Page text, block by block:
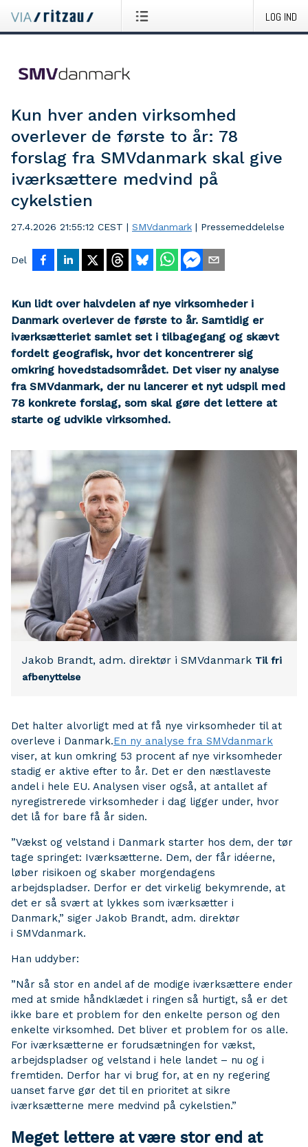
LOG IND
Kun hver anden virksomhed
overlever de første to år: 78
forslag fra SMVdanmark skal give
iværksættere medvind på
cykelstien
27.4.2026 21:55:12 CEST | SMVdanmark | Pressemeddelelse
Del
Kun lidt over halvdelen af nye virksomheder i
Danmark overlever de første to år. Samtidig er
iværksætteriet samlet set i tilbagegang og skævt
fordelt geografisk, hvor det koncentrerer sig
omkring hovedstadsområdet. Det viser ny analyse
fra SMVdanmark, der nu lancerer et nyt udspil med
78 konkrete forslag, som skal gøre det lettere at
starte og udvikle virksomhed.
Jakob Brandt, adm. direktør i SMVdanmark Til fri
afbenyttelse
Det halter alvorligt med at få nye virksomheder til at
overleve i Danmark.En ny analyse fra SMVdanmark
viser, at kun omkring 53 procent af nye virksomheder
stadig er aktive efter to år. Det er den næstlaveste
andel i hele EU. Analysen viser også, at antallet af
nyregistrerede virksomheder i dag ligger under, hvor
det lå for bare få år siden.
”Vækst og velstand i Danmark starter hos dem, der tør
tage springet: Iværksætterne. Dem, der får idéerne,
løber risikoen og skaber morgendagens
arbejdspladser. Derfor er det virkelig bekymrende, at
det er så svært at lykkes som iværksætter i
Danmark,” siger Jakob Brandt, adm. direktør
i SMVdanmark.
Han uddyber:
”Når så stor en andel af de modige iværksættere ender
med at smide håndklædet i ringen så hurtigt, så er det
ikke bare et problem for den enkelte person og den
enkelte virksomhed. Det bliver et problem for os alle.
For iværksætterne er forudsætningen for vækst,
arbejdspladser og velstand i hele landet – nu og i
fremtiden. Derfor har vi brug for, at en ny regering
uanset farve gør det til en prioritet at sikre
iværksætterne mere medvind på cykelstien.”
Meget lettere at være stor end at